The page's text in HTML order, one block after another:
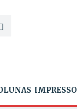
IMPRESSO